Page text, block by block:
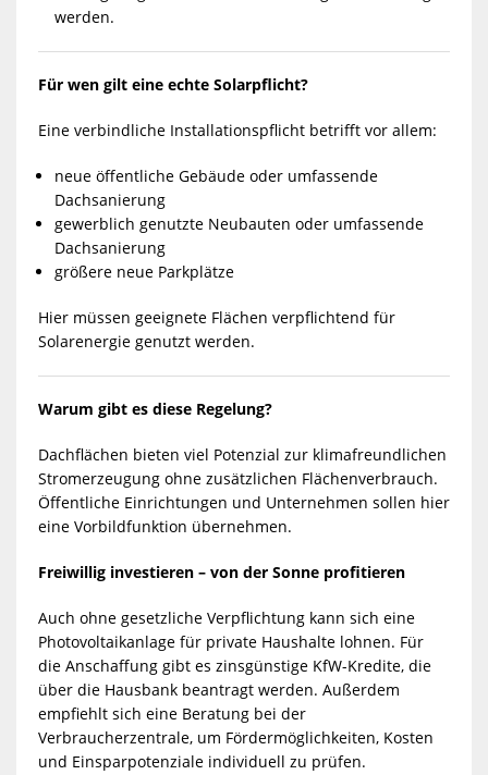
werden.
Für wen gilt eine echte Solarpflicht?
Eine verbindliche Installationspflicht betrifft vor allem:
neue öffentliche Gebäude oder umfassende
Dachsanierung
gewerblich genutzte Neubauten oder umfassende
Dachsanierung
größere neue Parkplätze
Hier müssen geeignete Flächen verpflichtend für
Solarenergie genutzt werden.
Warum gibt es diese Regelung?
Dachflächen bieten viel Potenzial zur klimafreundlichen
Stromerzeugung ohne zusätzlichen Flächenverbrauch.
Öffentliche Einrichtungen und Unternehmen sollen hier
eine Vorbildfunktion übernehmen.
Freiwillig investieren – von der Sonne profitieren
Auch ohne gesetzliche Verpflichtung kann sich eine
Photovoltaikanlage für private Haushalte lohnen. Für
die Anschaffung gibt es zinsgünstige KfW-Kredite, die
über die Hausbank beantragt werden. Außerdem
empfiehlt sich eine Beratung bei der
Verbraucherzentrale, um Fördermöglichkeiten, Kosten
und Einsparpotenziale individuell zu prüfen.